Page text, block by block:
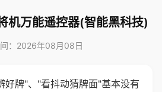
机万能遥控器(智能黑科技)
：2026年08月08日
好牌"、"看抖动猜牌面"基本没有